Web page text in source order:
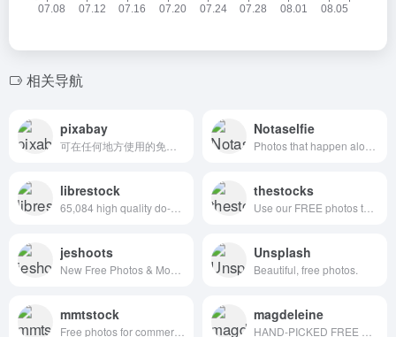
相关导航
pixabay Notaselfie
librestock thestocks
jeshoots Unsplash
Beautiful, free photos.
mmtstock magdeleine